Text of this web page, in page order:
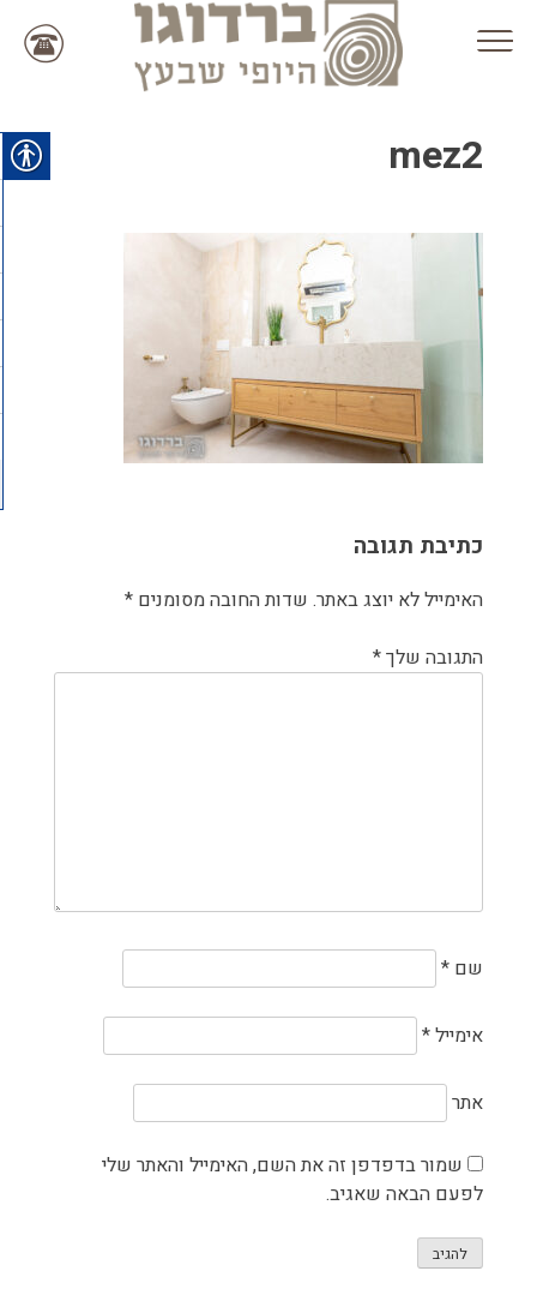
mez2
כתיבת תגובה
האימייל לא יוצג באתר. שדות החובה מסומנים *
התגובה שלך*
שם *
אימייל*
אתר
שמור בדפדפן זה את השם, האימייל והאתר שלי
לפעם הבאה שאגיב.